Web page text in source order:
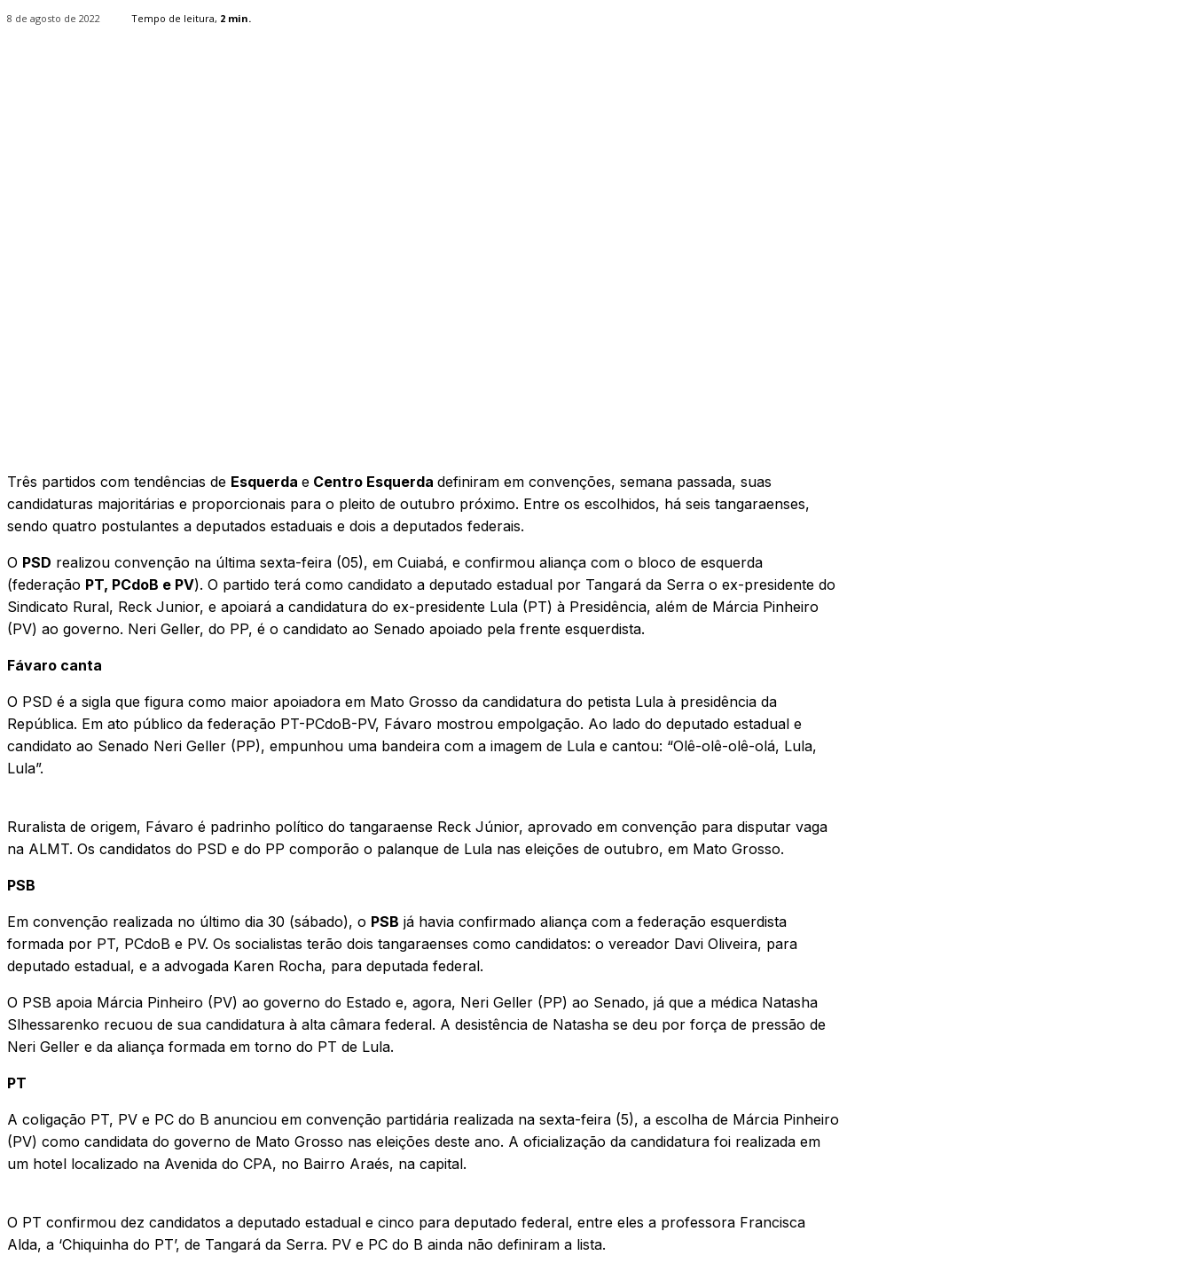
8 de agosto de 2022 Tempo de leitura, 2 min.
Três partidos com tendências de Esquerda e Centro Esquerda definiram em convenções, semana passada, suas
candidaturas majoritárias e proporcionais para o pleito de outubro próximo. Entre os escolhidos, há seis tangaraenses,
sendo quatro postulantes a deputados estaduais e dois a deputados federais.
O PSD realizou convenção na última sexta-feira (05), em Cuiabá, e confirmou aliança com o bloco de esquerda
(federação PT, PCdoB e PV). O partido terá como candidato a deputado estadual por Tangará da Serra o ex-presidente do
Sindicato Rural, Reck Junior, e apoiará a candidatura do ex-presidente Lula (PT) à Presidência, além de Márcia Pinheiro
(PV) ao governo. Neri Geller, do PP, é o candidato ao Senado apoiado pela frente esquerdista.
Fávaro canta
O PSD é a sigla que figura como maior apoiadora em Mato Grosso da candidatura do petista Lula à presidência da
República. Em ato público da federação PT-PCdoB-PV, Fávaro mostrou empolgação. Ao lado do deputado estadual e
candidato ao Senado Neri Geller (PP), empunhou uma bandeira com a imagem de Lula e cantou: “Olê-olê-olê-olá, Lula,
Lula”.
Ruralista de origem, Fávaro é padrinho político do tangaraense Reck Júnior, aprovado em convenção para disputar vaga
na ALMT. Os candidatos do PSD e do PP comporão o palanque de Lula nas eleições de outubro, em Mato Grosso.
PSB
Em convenção realizada no último dia 30 (sábado), o PSB já havia confirmado aliança com a federação esquerdista
formada por PT, PCdoB e PV. Os socialistas terão dois tangaraenses como candidatos: o vereador Davi Oliveira, para
deputado estadual, e a advogada Karen Rocha, para deputada federal.
O PSB apoia Márcia Pinheiro (PV) ao governo do Estado e, agora, Neri Geller (PP) ao Senado, já que a médica Natasha
Slhessarenko recuou de sua candidatura à alta câmara federal. A desistência de Natasha se deu por força de pressão de
Neri Geller e da aliança formada em torno do PT de Lula.
PT
A coligação PT, PV e PC do B anunciou em convenção partidária realizada na sexta-feira (5), a escolha de Márcia Pinheiro
(PV) como candidata do governo de Mato Grosso nas eleições deste ano. A oficialização da candidatura foi realizada em
um hotel localizado na Avenida do CPA, no Bairro Araés, na capital.
O PT confirmou dez candidatos a deputado estadual e cinco para deputado federal, entre eles a professora Francisca
Alda, a ‘Chiquinha do PT’, de Tangará da Serra. PV e PC do B ainda não definiram a lista.